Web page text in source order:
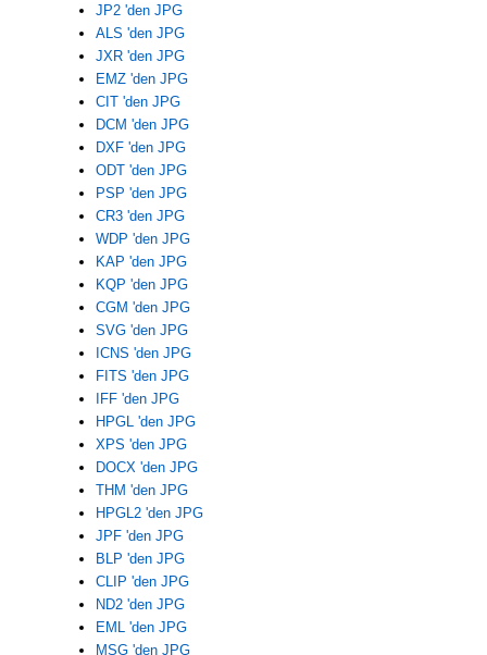
JP2 'den JPG
ALS 'den JPG
JXR 'den JPG
EMZ 'den JPG
CIT 'den JPG
DCM 'den JPG
DXF 'den JPG
ODT 'den JPG
PSP 'den JPG
CR3 'den JPG
WDP 'den JPG
KAP 'den JPG
KQP 'den JPG
CGM 'den JPG
SVG 'den JPG
ICNS 'den JPG
FITS 'den JPG
IFF 'den JPG
HPGL 'den JPG
XPS 'den JPG
DOCX 'den JPG
THM 'den JPG
HPGL2 'den JPG
JPF 'den JPG
BLP 'den JPG
CLIP 'den JPG
ND2 'den JPG
EML 'den JPG
MSG 'den JPG